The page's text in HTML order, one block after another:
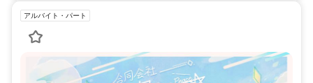
アルバイト・パート